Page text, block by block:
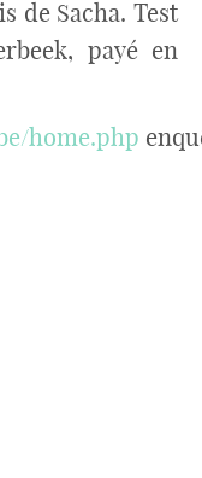
de Sacha. Test
payé en
home.php